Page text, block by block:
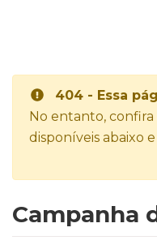
404 - Essa
No entanto, confira
disponíveis abaixo
Campanha